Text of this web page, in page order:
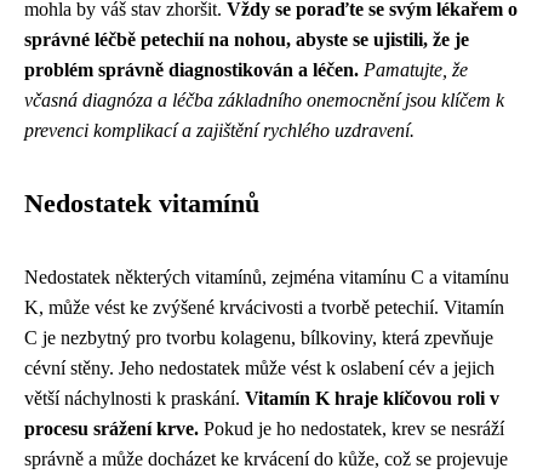
mohla by váš stav zhoršit. Vždy se poraďte se svým lékařem o
správné léčbě petechií na nohou, abyste se ujistili, že je
problém správně diagnostikován a léčen. Pamatujte, že
včasná diagnóza a léčba základního onemocnění jsou klíčem k
prevenci komplikací a zajištění rychlého uzdravení.
Nedostatek vitamínů
Nedostatek některých vitamínů, zejména vitamínu C a vitamínu
K, může vést ke zvýšené krvácivosti a tvorbě petechií. Vitamín
C je nezbytný pro tvorbu kolagenu, bílkoviny, která zpevňuje
cévní stěny. Jeho nedostatek může vést k oslabení cév a jejich
větší náchylnosti k praskání. Vitamín K hraje klíčovou roli v
procesu srážení krve. Pokud je ho nedostatek, krev se nesráží
správně a může docházet ke krvácení do kůže, což se projevuje